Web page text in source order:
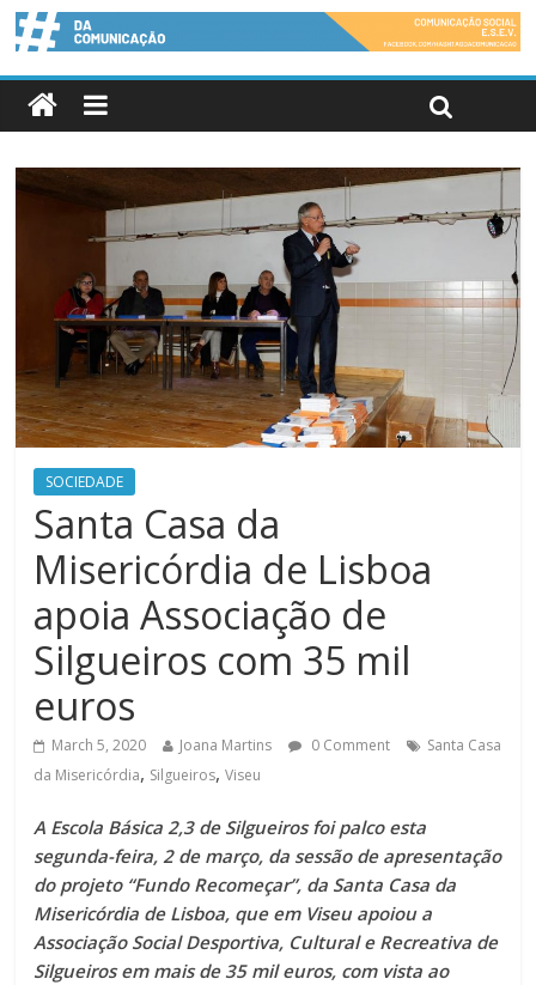
SOCIEDADE
Santa Casa da
Misericórdia de Lisboa
apoia Associação de
Silgueiros com 35 mil
euros
March 5, 2020 Joana Martins 0 Comment
Santa Casa
da Misericórdia, Silgueiros,Viseu
A Escola Básica 2,3 de Silgueiros foi palco esta
segunda-feira, 2 de março, da sessão de apresentação
do projeto “Fundo Recomeçar”, da Santa Casa da
Misericórdia de Lisboa, que em Viseu apoiou a
Associação Social Desportiva, Cultural e Recreativa de
Silgueiros em mais de 35 mil euros, com vista ao